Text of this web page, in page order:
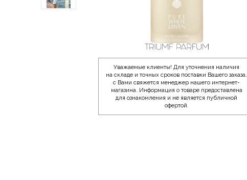
Уважаемые клиенты! Для уточнения наличия
на складе и точных сроков поставки Вашего заказа,
с Вами свяжется менеджер нашего интернет-
магазина. Информация о товаре предоставлена
для ознакомления и не является публичной
офертой.